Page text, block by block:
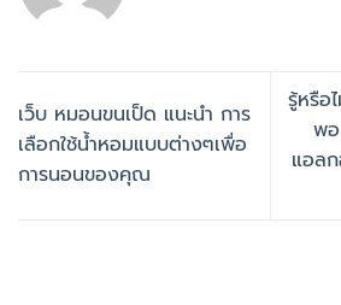
เว็บ หมอนขนเป็ด แนะนำ การ
เลือกใช้น้ำหอมแบบต่างๆเพื่อ
การนอนของคุณ
รู้หรือ
พอ
แอล